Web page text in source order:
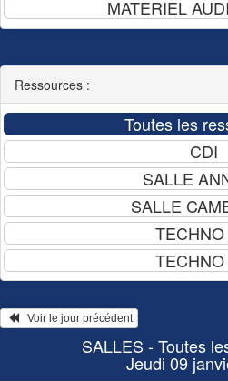
Ressources :
   Voir le jour précédent
SALLES - Toutes
Jeudi 09